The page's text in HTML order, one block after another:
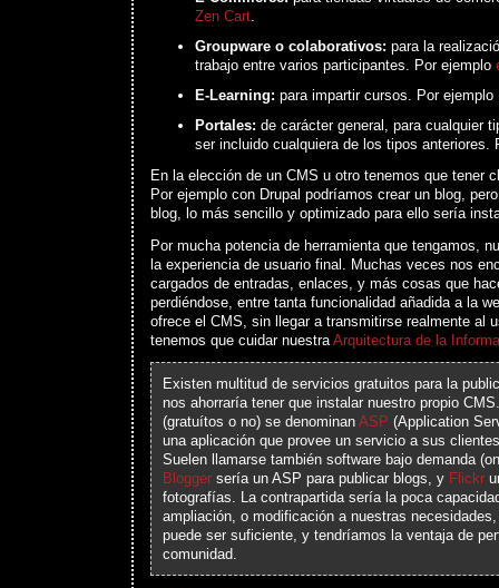
Zen Cart.
Groupware o colaborativos: para la
trabajo entre varios participantes. Por ejemplo
E-Learning: para impartir cursos. Por ejemplo
Portales: de carácter general, para cualquier
ser incluido cualquiera de los tipos anteriores.
En la elección de un CMS u otro tenemos que tener
Por ejemplo con Drupal podríamos crear un blog,
blog, lo más sencillo y optimizado para ello sería
Por mucha potencia de herramienta que tengamos,
la experiencia de usuario final. Muchas veces nos
cargados de entradas, enlaces, y más cosas que
perdiéndose, entre tanta funcionalidad añadida a la
ofrece el CMS, sin llegar a transmitirse realmente al
tenemos que cuidar nuestra Arquitectura de la
Existen multitud de servicios gratuitos para la
nos ahorraría tener que instalar nuestro propio
(gratuítos o no) se denominan ASP (Application
una aplicación que provee un servicio a sus
Suelen llamarse también software bajo demanda
Blogger sería un ASP para publicar blogs, y Flickr
fotografías. La contrapartida sería la poca
ampliación, o modificación a nuestras
puede ser suficiente, y tendríamos la ventaja de
comunidad.